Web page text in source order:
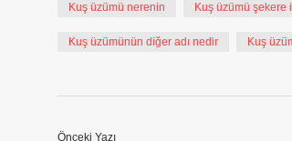
Kuş üzümü nerenin Kuş üzümü şekere
Kuş üzümünün diğer adı nedir Kuş
Önceki Yazı